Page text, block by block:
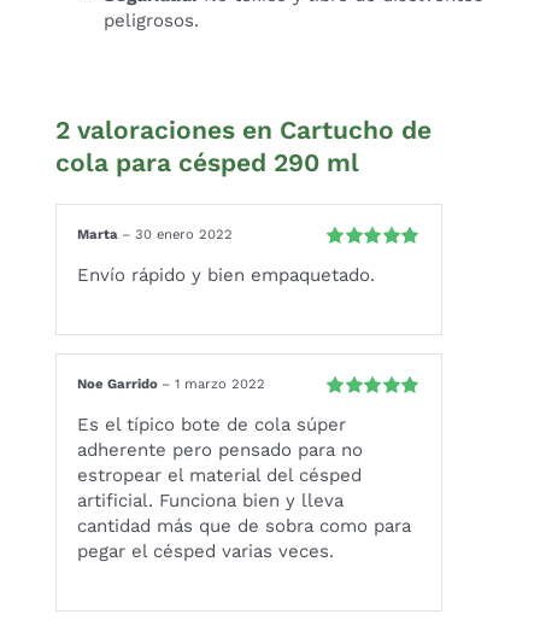
peligrosos.
2 valoraciones en Cartucho de
cola para césped 290 ml
con5de 5
Marta – 30 enero 2022
Envío rápido y bien empaquetado.
con
Noe Garrido – 1 marzo 2022
Es el típico bote de cola súper
adherente pero pensado para no
estropear el material del césped
artificial. Funciona bien y lleva
cantidad más que de sobra como para
pegar el césped varias veces.